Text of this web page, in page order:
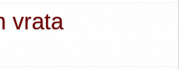
vrata